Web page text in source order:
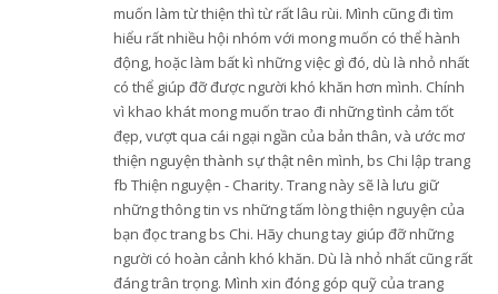
muốn làm từ thiện thì từ rất lâu rùi. Mình cũng đi tìm
hiểu rất nhiều hội nhóm với mong muốn có thể hành
động, hoặc làm bất kì những việc gì đó, dù là nhỏ nhất
có thể giúp đỡ được người khó khăn hơn mình. Chính
vì khao khát mong muốn trao đi những tình cảm tốt
đẹp, vượt qua cái ngại ngần của bản thân, và ước mơ
thiện nguyện thành sự thật nên mình, bs Chi lập trang
fb Thiện nguyện - Charity. Trang này sẽ là lưu giữ
những thông tin vs những tấm lòng thiện nguyện của
bạn đọc trang bs Chi. Hãy chung tay giúp đỡ những
người có hoàn cảnh khó khăn. Dù là nhỏ nhất cũng rất
đáng trân trọng. Mình xin đóng góp quỹ của trang